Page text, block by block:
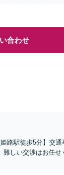
合わせ
路駅徒歩5分】交通
しい交渉はお任せ